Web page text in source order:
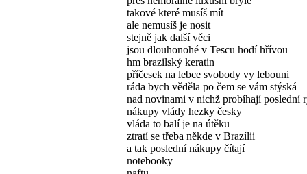
takové které musíš mít
ale nemusíš je nosit
stejně jak další věci
jsou dlouhonohé v Tescu hodí hřívou
hm brazilský keratin
příčesek na lebce svobody vy lebouni
ráda bych věděla po čem se vám stýská
nad novinami v nichž probíhají poslední
nákupy vlády hezky česky
vláda to balí je na útěku
ztratí se třeba někde v Brazílii
a tak poslední nákupy čítají
notebooky